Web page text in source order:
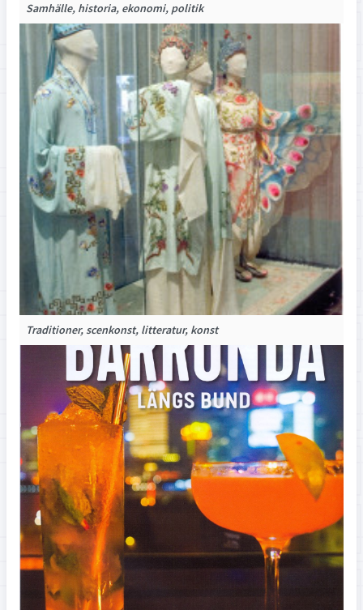
Samhälle, historia, ekonomi, politik
Traditioner, scenkonst, litteratur, konst